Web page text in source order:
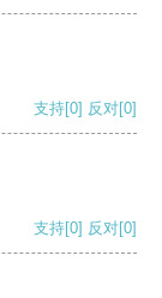
支持[0] 反对[0]
支持[0] 反对[0]